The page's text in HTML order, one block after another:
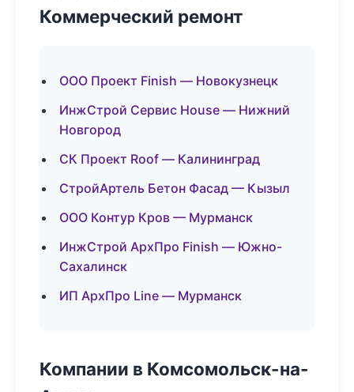
Коммерческий ремонт
ООО Проект Finish — Новокузнецк
ИнжСтрой Сервис House — Нижний
Новгород
СК Проект Roof — Калининград
СтройАртель Бетон Фасад — Кызыл
ООО Контур Кров — Мурманск
ИнжСтрой АрхПро Finish — Южно-
Сахалинск
ИП АрхПро Line — Мурманск
Компании в Комсомольск-на-